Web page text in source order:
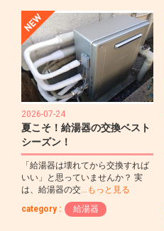
2026-07-24
夏こそ！給湯器の交換ベスト
シーズン！
「給湯器は壊れてから交換すれば
いい」と思っていませんか？ 実
は、給湯器の交…もっと見る
category :
給湯器